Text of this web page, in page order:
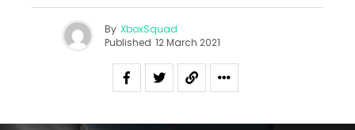
By XboxSquad
Published 12 March 2021